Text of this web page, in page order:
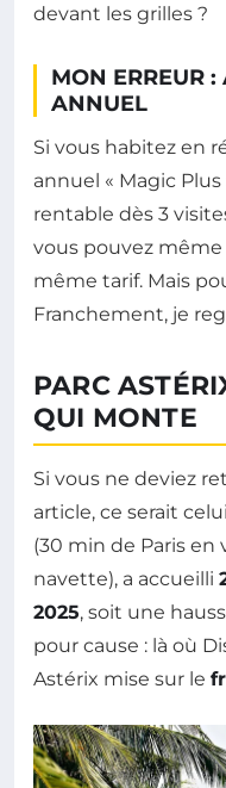
devant les grilles ?
MON ERREUR
ANNUEL
Si vous habitez en
annuel « Magic
rentable dès 3
vous pouvez même
même tarif. Mais
Franchement, je
PARC
QUI MONTE
Si vous ne deviez
article, ce serait
(30 min de Paris en
navette), a accueilli
2025, soit une
pour cause : là où
Astérix mise sur le